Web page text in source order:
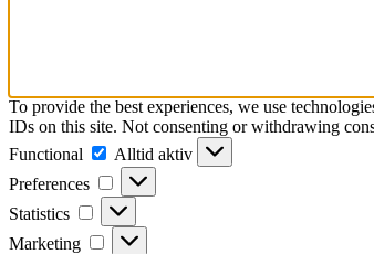
To provide the best experiences, we use
IDs on this site. Not consenting or withdrawing
Functional
Functional
Alltid aktiv
Preferences
Preferences
Statistics Statistics
Marketing Marketing